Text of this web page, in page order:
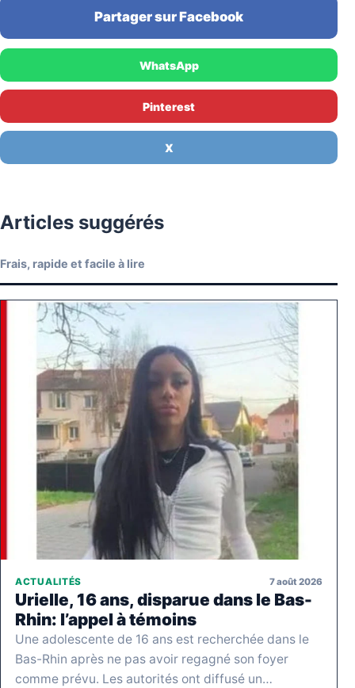
Partager sur Facebook
WhatsApp
Pinterest
X
Articles suggérés
Frais, rapide et facile à lire
ACTUALITÉS 7 août 2026
Urielle, 16 ans, disparue dans le Bas-
Rhin: l’appel à témoins
Une adolescente de 16 ans est recherchée dans le
Bas-Rhin après ne pas avoir regagné son foyer
comme prévu. Les autorités ont diffusé un…